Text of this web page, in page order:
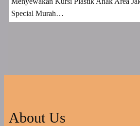
Special Murah…
About Us